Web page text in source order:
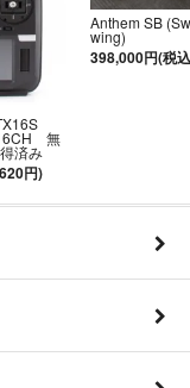
無
済み
円)
Anthem SB
wing)
398,000円(税